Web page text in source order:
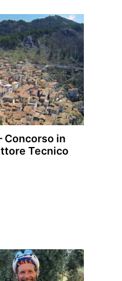
Concorso in
Tecnico